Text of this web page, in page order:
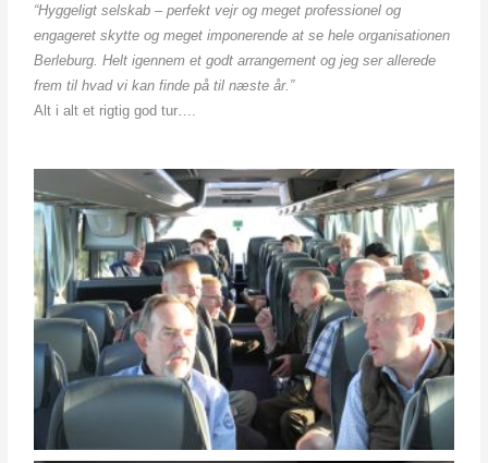
“Hyggeligt selskab – perfekt vejr og meget professionel og
engageret skytte og meget imponerende at se hele organisationen
Berleburg.Helt igennem et godt arrangement og jeg ser allerede
frem til hvad vi kan finde på til næste år.”
Alt i alt et rigtig god tur….